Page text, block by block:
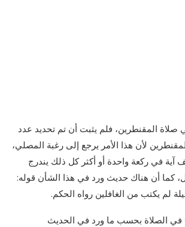
المقنطرين، فلم يثبت أن تم تحديد عدد
لأن هذا الأمر يرجع إلى رغبة المصلي،
آية في ركعة واحدة أو أكثر كل ذلك يندرج
كما أن هناك حديث ورد في هذا الشأن قوله:
لم يكتب من الغافلين رواه الحكم.
في الصلاة بحسب ما ورد في الحديث